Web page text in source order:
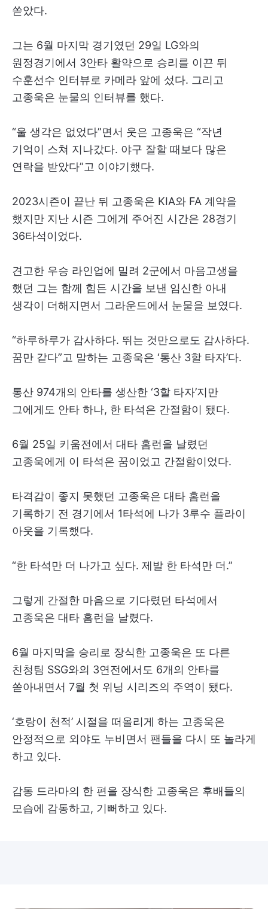
쏟았다.
그는 6월 마지막 경기였던 29일 LG와의
원정경기에서 3안타 활약으로 승리를 이끈 뒤
수훈선수 인터뷰로 카메라 앞에 섰다. 그리고
고종욱은 눈물의 인터뷰를 했다.
“울 생각은 없었다”면서 웃은 고종욱은 “작년
기억이 스쳐 지나갔다. 야구 잘할 때보다 많은
연락을 받았다”고 이야기했다.
2023시즌이 끝난 뒤 고종욱은 KIA와 FA 계약을
했지만 지난 시즌 그에게 주어진 시간은 28경기
36타석이었다.
견고한 우승 라인업에 밀려 2군에서 마음고생을
했던 그는 함께 힘든 시간을 보낸 임신한 아내
생각이 더해지면서 그라운드에서 눈물을 보였다.
“하루하루가 감사하다. 뛰는 것만으로도 감사하다.
꿈만 같다”고 말하는 고종욱은 ‘통산 3할 타자’다.
통산 974개의 안타를 생산한 ‘3할 타자’지만
그에게도 안타 하나, 한 타석은 간절함이 됐다.
6월 25일 키움전에서 대타 홈런을 날렸던
고종욱에게 이 타석은 꿈이었고 간절함이었다.
타격감이 좋지 못했던 고종욱은 대타 홈런을
기록하기 전 경기에서 1타석에 나가 3루수 플라이
아웃을 기록했다.
“한 타석만 더 나가고 싶다. 제발 한 타석만 더.”
그렇게 간절한 마음으로 기다렸던 타석에서
고종욱은 대타 홈런을 날렸다.
6월 마지막을 승리로 장식한 고종욱은 또 다른
친청팀 SSG와의 3연전에서도 6개의 안타를
쏟아내면서 7월 첫 위닝 시리즈의 주역이 됐다.
‘호랑이 천적’ 시절을 떠올리게 하는 고종욱은
안정적으로 외야도 누비면서 팬들을 다시 또 놀라게
하고 있다.
감동 드라마의 한 편을 장식한 고종욱은 후배들의
모습에 감동하고, 기뻐하고 있다.